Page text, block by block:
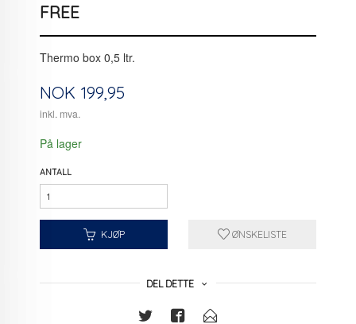
FREE
Thermo box 0,5 ltr.
Pris
NOK 199,95
inkl. mva.
På lager
ANTALL
KJØP ØNSKELISTE
DEL DETTE